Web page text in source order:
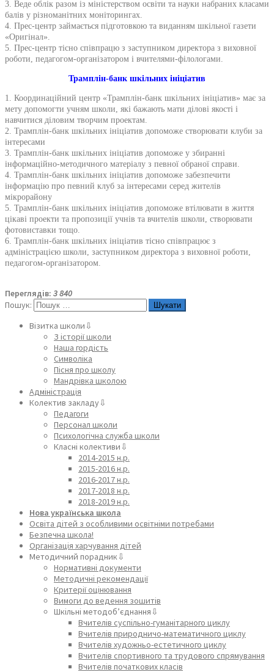
3. Веде облік разом із міністерством освіти та науки набраних класами
балів у різноманітних моніторингах.
4. Прес-центр займається підготовкою та виданням шкільної газети
«Оригінал».
5. Прес-центр тісно співпрацю з заступником директора з виховної
роботи, педагогом-організатором і вчителями-філологами.
Трамплін-банк шкільних ініціатив
1. Координаційний центр «Трамплін-банк шкільних ініціатив» має за
мету допомогти учням школи, які бажають мати ділові якості і
навчитися діловим творчим проектам.
2. Трамплін-банк шкільних ініціатив допоможе створювати клуби за
інтересами
3. Трамплін-банк шкільних ініціатив допоможе у збиранні
інформаційно-методичного матеріалу з певної обраної справи.
4. Трамплін-банк шкільних ініціатив допоможе забезпечити
інформацію про певний клуб за інтересами серед жителів
мікрорайону
5. Трамплін-банк шкільних ініціатив допоможе втілювати в життя
цікаві проекти та пропозиції учнів та вчителів школи, створювати
фотовиставки тощо.
6. Трамплін-банк шкільних ініціатив тісно співпрацює з
адміністрацією школи, заступником директора з виховної роботи,
педагогом-організатором.
Переглядів: 3 840
Пошук:
Візитка школи⇩
З історії школи
Наша гордість
Символіка
Пісня про школу
Мандрівка школою
Адміністрація
Колектив закладу⇩
Педагоги
Персонал школи
Психологічна служба школи
Класні колективи⇩
2014-2015 н.р.
2015-2016 н.р.
2016-2017 н.р.
2017-2018 н.р.
2018-2019 н.р.
Нова українська школа
Освіта дітей з особливими освітніми потребами
Безпечна школа!
Організація харчування дітей
Методичний порадник⇩
Нормативні документи
Методичні рекомендації
Критерії оцінювання
Вимоги до ведення зошитів
Шкільні методоб’єднання⇩
Вчителів суспільно-гуманітарного циклу
Вчителів природничо-математичного циклу
Вчителів художньо-естетичного циклу
Вчителів спортивного та трудового спрямування
Вчителів початкових класів